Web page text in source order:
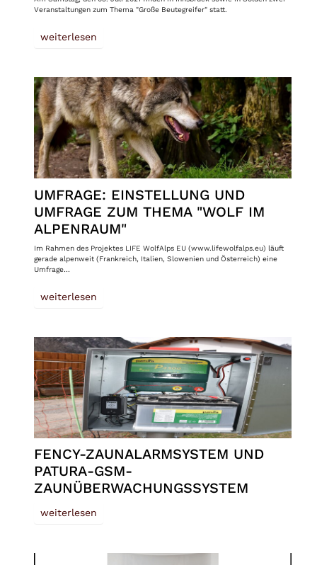
Veranstaltungen zum Thema "Große Beutegreifer" statt.
weiterlesen
UMFRAGE: EINSTELLUNG UND
UMFRAGE ZUM THEMA "WOLF IM
ALPENRAUM"
Im Rahmen des Projektes LIFE WolfAlps EU (www.lifewolfalps.eu) läuft
gerade alpenweit (Frankreich, Italien, Slowenien und Österreich) eine
Umfrage…
weiterlesen
FENCY-ZAUNALARMSYSTEM UND
PATURA-GSM-
ZAUNÜBERWACHUNGSSYSTEM
weiterlesen